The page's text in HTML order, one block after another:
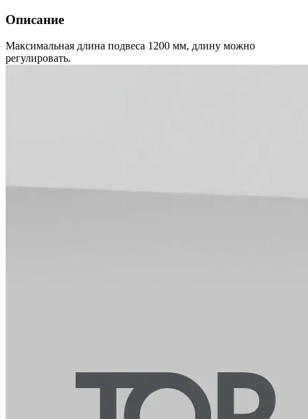
Описание
Максимальная длина подвеса 1200 мм, длину можно
регулировать.